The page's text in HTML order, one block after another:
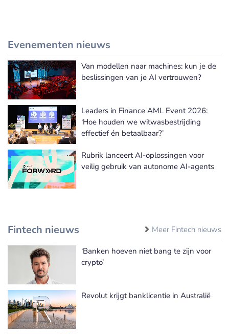
Evenementen nieuws
Meer Evenementen nieuws
Van modellen naar machines: kun je de
beslissingen van je AI vertrouwen?
Leaders in Finance AML Event 2026:
‘Hoe houden we witwasbestrijding
effectief én betaalbaar?’
Rubrik lanceert AI-oplossingen voor
veilig gebruik van autonome AI-agents
Fintech nieuws Meer Fintech nieuws
‘Banken hoeven niet bang te zijn voor
crypto’
Revolut krijgt banklicentie in Australië